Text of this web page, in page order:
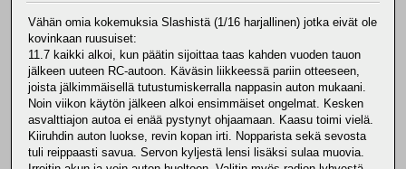
Vähän omia kokemuksia Slashistä (1/16 harjallinen) jotka eivät ole
kovinkaan ruusuiset:
11.7 kaikki alkoi, kun päätin sijoittaa taas kahden vuoden tauon
jälkeen uuteen RC-autoon. Käväsin liikkeessä pariin otteeseen,
joista jälkimmäisellä tutustumiskerralla nappasin auton mukaani.
Noin viikon käytön jälkeen alkoi ensimmäiset ongelmat. Kesken
asvalttiajon autoa ei enää pystynyt ohjaamaan. Kaasu toimi vielä.
Kiiruhdin auton luokse, revin kopan irti. Nopparista sekä sevosta
tuli reippaasti savua. Servon kyljestä lensi lisäksi sulaa muovia.